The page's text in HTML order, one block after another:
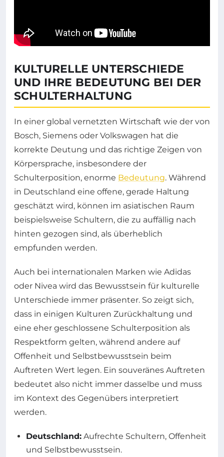
KULTURELLE UNTERSCHIEDE
UND IHRE BEDEUTUNG BEI DER
SCHULTERHALTUNG
In einer global vernetzten Wirtschaft wie der von
Bosch, Siemens oder Volkswagen hat die
korrekte Deutung und das richtige Zeigen von
Körpersprache, insbesondere der
Schulterposition, enorme Bedeutung. Während
in Deutschland eine offene, gerade Haltung
geschätzt wird, können im asiatischen Raum
beispielsweise Schultern, die zu auffällig nach
hinten gezogen sind, als überheblich
empfunden werden.
Auch bei internationalen Marken wie Adidas
oder Nivea wird das Bewusstsein für kulturelle
Unterschiede immer präsenter. So zeigt sich,
dass in einigen Kulturen Zurückhaltung und
eine eher geschlossene Schulterposition als
Respektform gelten, während andere auf
Offenheit und Selbstbewusstsein beim
Auftreten Wert legen. Ein souveränes Auftreten
bedeutet also nicht immer dasselbe und muss
im Kontext des Gegenübers interpretiert
werden.
Deutschland: Aufrechte Schultern, Offenheit
und Selbstbewusstsein.